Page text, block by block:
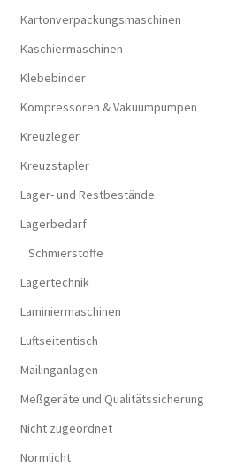
Kartonverpackungsmaschinen
Kaschiermaschinen
Klebebinder
Kompressoren & Vakuum­pumpen
Kreuzleger
Kreuzstapler
Lager- und Restbestände
Lagerbedarf
Schmierstoffe
Lagertechnik
Laminiermaschinen
Luftseitentisch
Mailinganlagen
Meßgeräte und Qualitätssicherung
Nicht zugeordnet
Normlicht